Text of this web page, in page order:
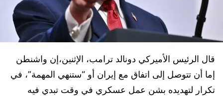
قال الرئيس الأميركي دونالد ترامب، الإثنين،إن ​واشنطن
إما أن تتوصل ⁠إلى اتفاق مع إيران أو “ستنهي المهمة”، في
تكرار لتهديده بشن عمل عسكري في وقت تبدي فيه